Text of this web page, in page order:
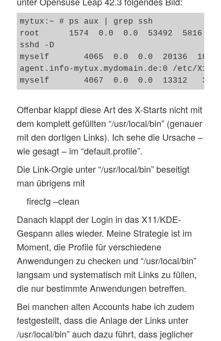
mytux:~ # ps aux | grep ssh
root      1574  0.0  0.0  53492  5816
sshd -D
myself       4065  0.0  0.0  20136
agent.info-mytux.mydomain.de:0 /etc/
Offenbar klappt diese Art des X-Starts nicht mit
dem komplett gefüllten “/usr/local/bin” (genauer
mit den dortigen Links). Ich sehe die Ursache –
wie gesagt – im “default.profile”.
Die Link-Orgie unter “/usr/local/bin” beseitigt
man übrigens mit
firecfg –clean
Danach klappt der Login in das X11/KDE-
Gespann alles wieder. Meine Strategie ist im
Moment, die Profile für verschiedene
Anwendungen zu checken und “/usr/local/bin”
langsam und systematisch mit Links zu füllen,
die nur bestimmte Anwendungen betreffen.
Bei manchen alten Accounts habe ich zudem
festgestellt, dass die Anlage der Links unter
/usr/local/bin” auch dazu führt, dass jeglicher